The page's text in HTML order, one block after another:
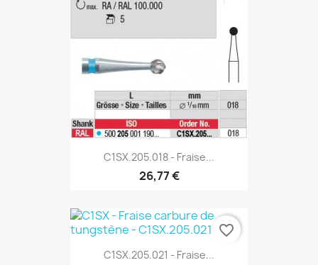
C1SX.205.018 - Fraise...
26,77 €
C1SX.205.021 - Fraise...
favorite_border